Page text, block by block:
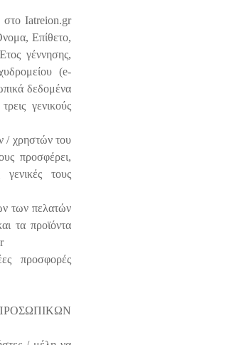
στο Iatreion.gr
Επίθετο,
γέννησης,
(e-
δεδομένα
γενικούς
/ χρηστών του
προσφέρει,
τους
των πελατών
τα προϊόντα
προσφορές